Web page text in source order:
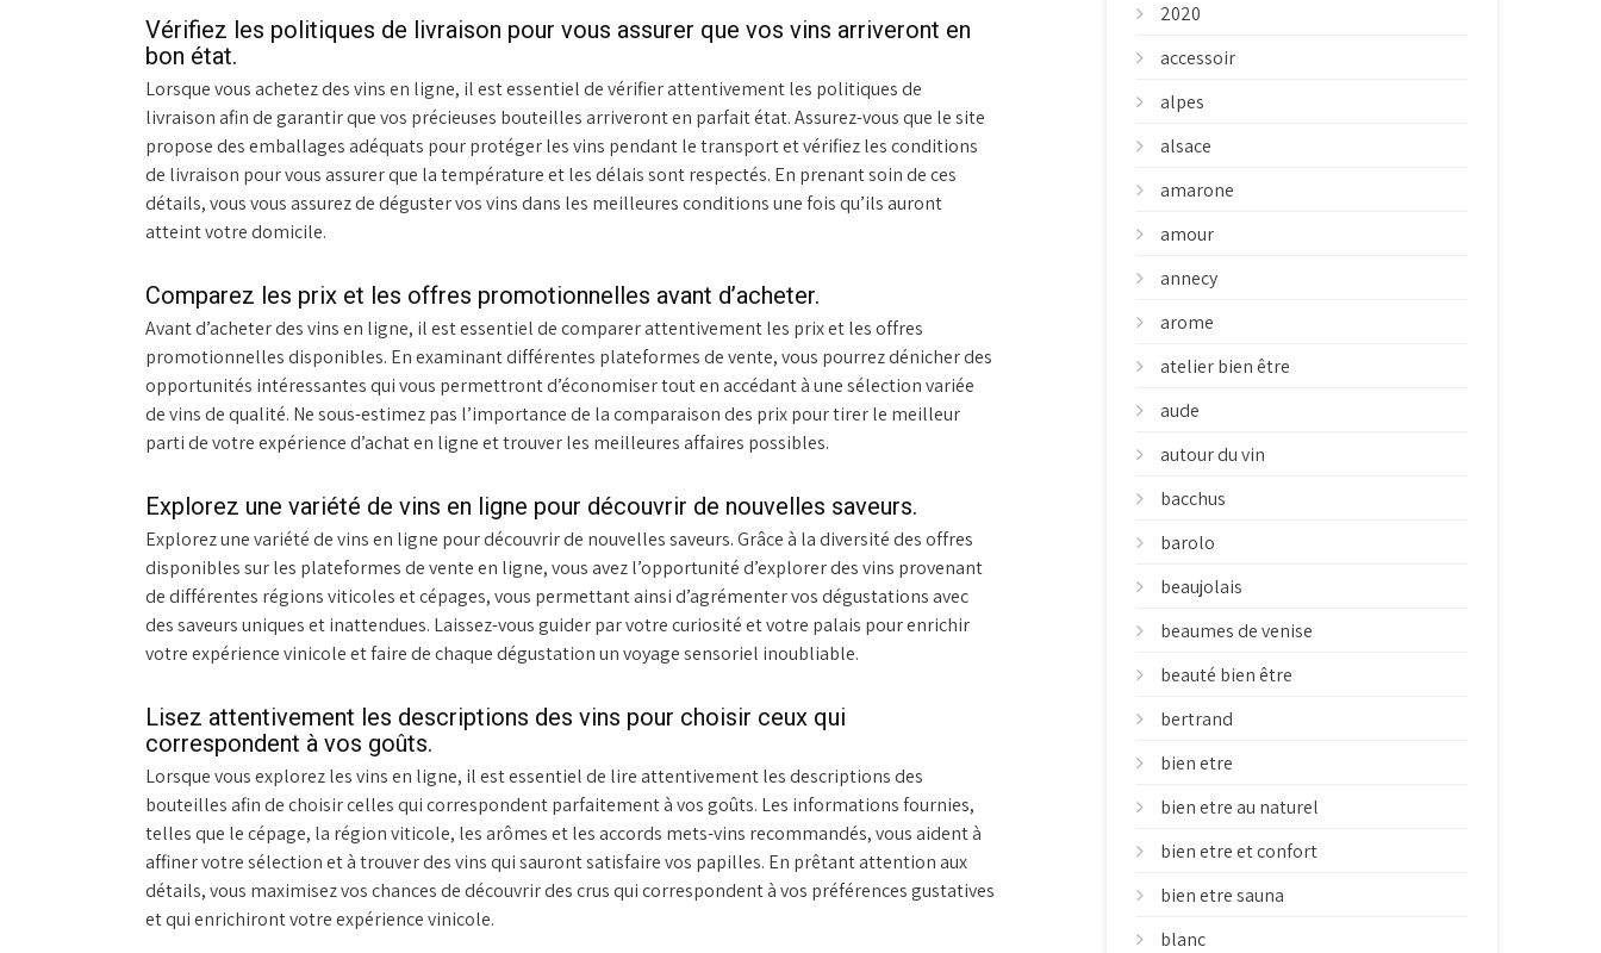
Vérifiez les politiques de livraison pour vous assurer que vos vins arriveront en
bon état.
Lorsque vous achetez des vins en ligne, il est essentiel de vérifier attentivement les politiques de
livraison afin de garantir que vos précieuses bouteilles arriveront en parfait état. Assurez-vous que le site
propose des emballages adéquats pour protéger les vins pendant le transport et vérifiez les conditions
de livraison pour vous assurer que la température et les délais sont respectés. En prenant soin de ces
détails, vous vous assurez de déguster vos vins dans les meilleures conditions une fois qu’ils auront
atteint votre domicile.
Comparez les prix et les offres promotionnelles avant d’acheter.
Avant d’acheter des vins en ligne, il est essentiel de comparer attentivement les prix et les offres
promotionnelles disponibles. En examinant différentes plateformes de vente, vous pourrez dénicher des
opportunités intéressantes qui vous permettront d’économiser tout en accédant à une sélection variée
de vins de qualité. Ne sous-estimez pas l’importance de la comparaison des prix pour tirer le meilleur
parti de votre expérience d’achat en ligne et trouver les meilleures affaires possibles.
Explorez une variété de vins en ligne pour découvrir de nouvelles saveurs.
Explorez une variété de vins en ligne pour découvrir de nouvelles saveurs. Grâce à la diversité des offres
disponibles sur les plateformes de vente en ligne, vous avez l’opportunité d’explorer des vins provenant
de différentes régions viticoles et cépages, vous permettant ainsi d’agrémenter vos dégustations avec
des saveurs uniques et inattendues. Laissez-vous guider par votre curiosité et votre palais pour enrichir
votre expérience vinicole et faire de chaque dégustation un voyage sensoriel inoubliable.
Lisez attentivement les descriptions des vins pour choisir ceux qui
correspondent à vos goûts.
Lorsque vous explorez les vins en ligne, il est essentiel de lire attentivement les descriptions des
bouteilles afin de choisir celles qui correspondent parfaitement à vos goûts. Les informations fournies,
telles que le cépage, la région viticole, les arômes et les accords mets-vins recommandés, vous aident à
affiner votre sélection et à trouver des vins qui sauront satisfaire vos papilles. En prêtant attention aux
détails, vous maximisez vos chances de découvrir des crus qui correspondent à vos préférences gustatives
et qui enrichiront votre expérience vinicole.
2020
accessoir
alpes
alsace
amarone
amour
annecy
arome
atelier bien être
aude
autour du vin
bacchus
barolo
beaujolais
beaumes de venise
beauté bien être
bertrand
bien etre
bien etre au naturel
bien etre et confort
bien etre sauna
blanc